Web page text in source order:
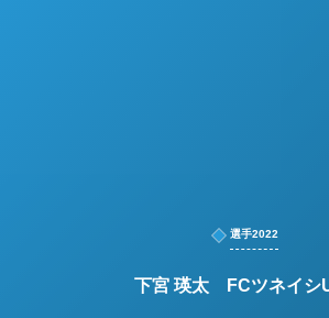
選手2022
下宮 瑛太 FCツネイシ